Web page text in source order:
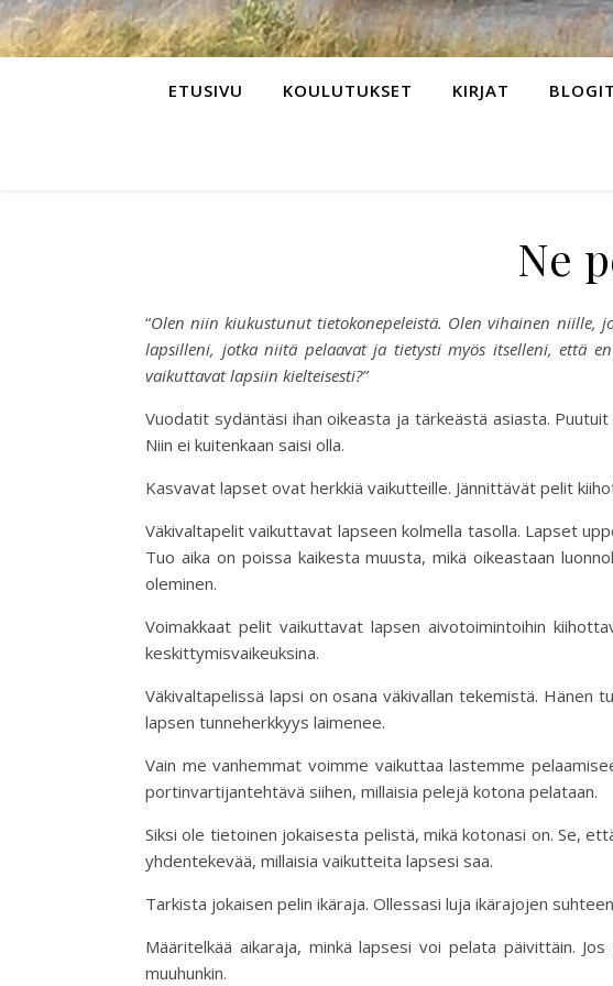
ETUSIVU KOULUTUKSET KIRJAT BLOGIT
Ne
“Olen niin kiukustunut tietokonepeleistä. Olen vihainen niille,
lapsilleni, jotka niitä pelaavat ja tietysti myös itselleni, että
vaikuttavat lapsiin kielteisesti?”
Vuodatit sydäntäsi ihan oikeasta ja tärkeästä asiasta.
Niin ei kuitenkaan saisi olla.
Kasvavat lapset ovat herkkiä vaikutteille. Jännittävät pelit
Väkivaltapelit vaikuttavat lapseen kolmella tasolla. Lapset
Tuo aika on poissa kaikesta muusta, mikä oikeastaan
oleminen.
Voimakkaat pelit vaikuttavat lapsen aivotoimintoihin
keskittymisvaikeuksina.
Väkivaltapelissä lapsi on osana väkivallan tekemistä. Hänen
lapsen tunneherkkyys laimenee.
Vain me vanhemmat voimme vaikuttaa lastemme
portinvartijantehtävä siihen, millaisia pelejä kotona pelataan.
Siksi ole tietoinen jokaisesta pelistä, mikä kotonasi on. Se,
yhdentekevää, millaisia vaikutteita lapsesi saa.
Tarkista jokaisen pelin ikäraja. Ollessasi luja ikärajojen
Määritelkää aikaraja, minkä lapsesi voi pelata päivittäin.
muuhunkin.